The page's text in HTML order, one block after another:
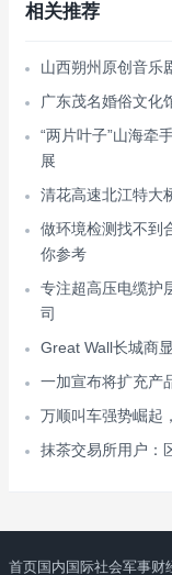
相关推荐
山西朔州原创音乐
广东茂名婚俗文化
“两片叶子”山海牵
展
清花高速北江特大
做环境检测找不到
你参考
专注超高压电缆护
司
Great Wall长城商
一加宣布将扩充产
万顺叫车强势崛起
抹茶交易所用户：
首页国内 国际社会军事财